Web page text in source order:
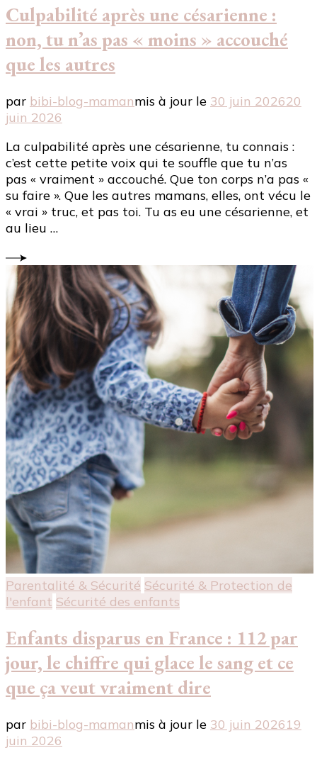
Culpabilité après une césarienne :
non, tu n’as pas « moins » accouché
que les autres
par bibi-blog-mamanmis à jour le 30 juin 202620
juin 2026
La culpabilité après une césarienne, tu connais :
c’est cette petite voix qui te souffle que tu n’as
pas « vraiment » accouché. Que ton corps n’a pas «
su faire ». Que les autres mamans, elles, ont vécu le
« vrai » truc, et pas toi. Tu as eu une césarienne, et
au lieu …
Parentalité & Sécurité Sécurité & Protection de
l'enfant Sécurité des enfants
Enfants disparus en France : 112 par
jour, le chiffre qui glace le sang et ce
que ça veut vraiment dire
par bibi-blog-mamanmis à jour le 30 juin 202619
juin 2026